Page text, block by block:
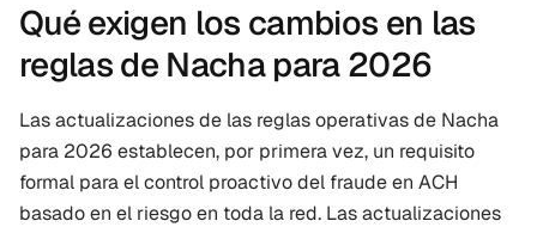
Qué exigen los cambios en las
reglas de Nacha para 2026
Las actualizaciones de las reglas operativas de Nacha
para 2026 establecen, por primera vez, un requisito
formal para el control proactivo del fraude en ACH
basado en el riesgo en toda la red. Las actualizaciones